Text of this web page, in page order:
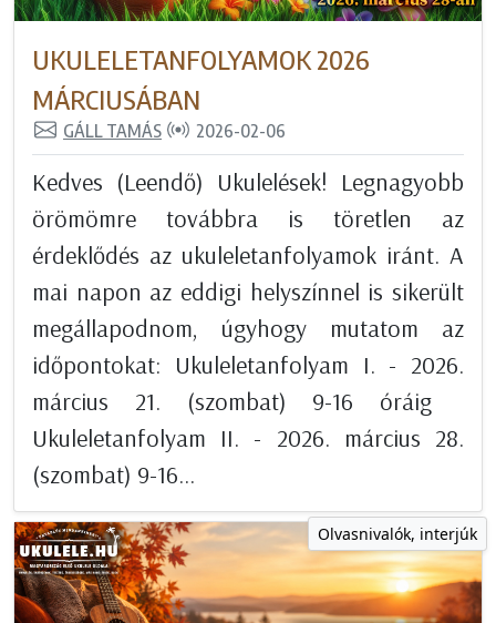
UKULELETANFOLYAMOK 2026
MÁRCIUSÁBAN
GÁLL TAMÁS 2026-02-06
Kedves (Leendő) Ukulelések! Legnagyobb
örömömre továbbra is töretlen az
érdeklődés az ukuleletanfolyamok iránt. A
mai napon az eddigi helyszínnel is sikerült
megállapodnom, úgyhogy mutatom az
időpontokat: Ukuleletanfolyam I. - 2026.
március 21. (szombat) 9-16 óráig
Ukuleletanfolyam II. - 2026. március 28.
(szombat) 9-16...
Olvasnivalók, interjúk